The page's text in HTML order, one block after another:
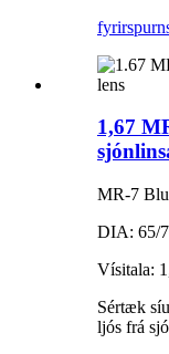
fyrirspurn
1,67
MR-7
DIA: 65/
Vísitala:
Sértæk
ljós frá